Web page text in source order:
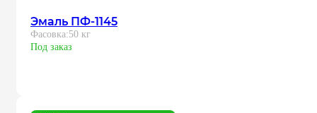
Эмаль ПФ-1145
Фасовка:50 кг
Под заказ